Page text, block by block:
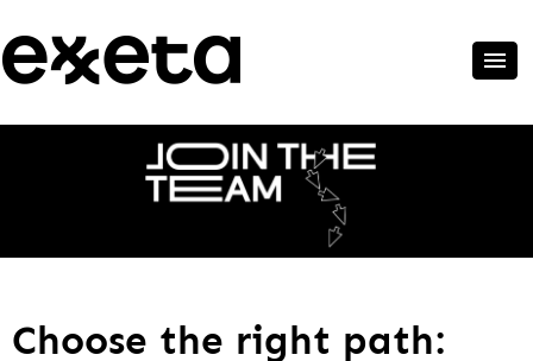
Choose the right path: